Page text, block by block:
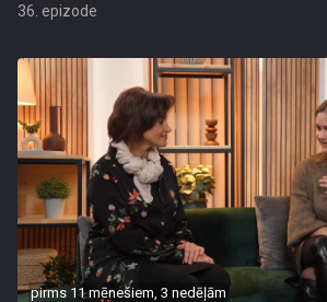
36. epizode
pirms 11 mēnešiem, 3 nedēļām